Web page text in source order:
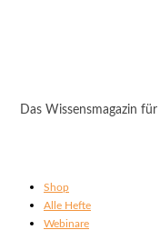
Das Wissensmagazin
Shop
Alle Hefte
Webinare